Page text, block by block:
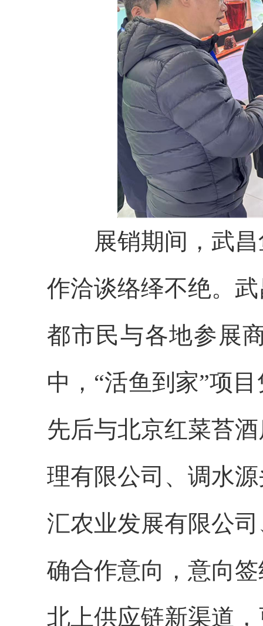
展销期间，武昌
作洽谈络绎不绝。
都市民与各地参展
中，“活鱼到家”项
先后与北京红菜苔
理有限公司、调水
汇农业发展有限公
确合作意向，意向
北上供应链新渠道